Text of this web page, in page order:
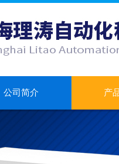
公司简介 产